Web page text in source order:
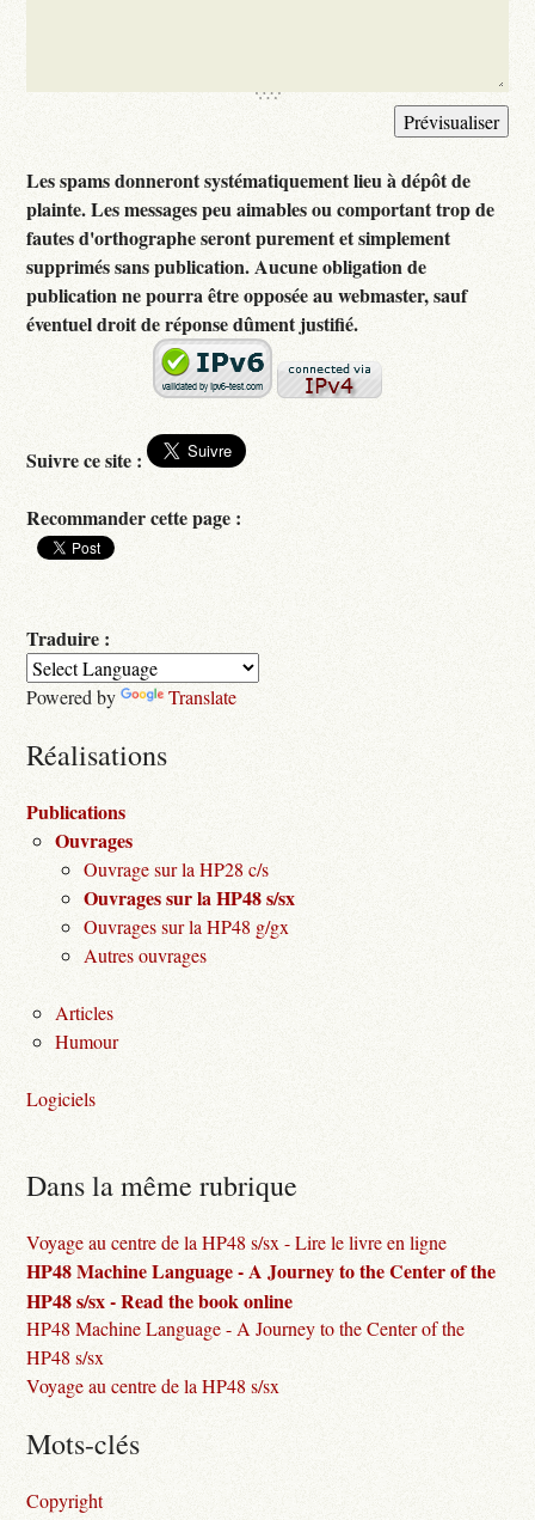
Les spams donneront systématiquement lieu à dépôt de
plainte. Les messages peu aimables ou comportant trop de
fautes d'orthographe seront purement et simplement
supprimés sans publication. Aucune obligation de
publication ne pourra être opposée au webmaster, sauf
éventuel droit de réponse dûment justifié.
Suivre ce site :
Recommander cette page :
Traduire :
Powered by Translate
Réalisations
Publications
Ouvrages
Ouvrage sur la HP28 c/s
Ouvrages sur la HP48 s/sx
Ouvrages sur la HP48 g/gx
Autres ouvrages
Articles
Humour
Logiciels
Dans la même rubrique
Voyage au centre de la HP48 s/sx - Lire le livre en ligne
HP48 Machine Language - A Journey to the Center of the
HP48 s/sx - Read the book online
HP48 Machine Language - A Journey to the Center of the
HP48 s/sx
Voyage au centre de la HP48 s/sx
Mots-clés
Copyright